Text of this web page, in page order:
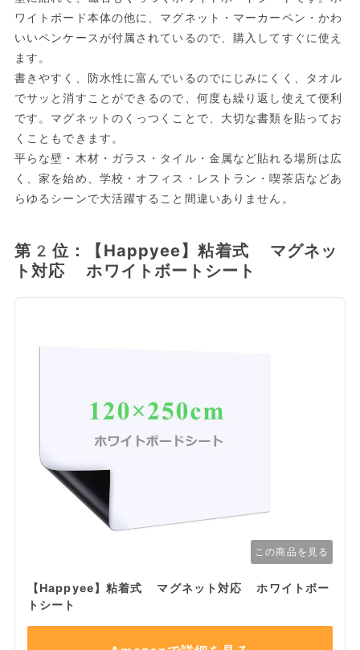
ワイトボード本体の他に、マグネット・マーカーペン・かわ
いいペンケースが付属されているので、購入してすぐに使え
ます。
書きやすく、防水性に富んでいるのでにじみにくく、タオル
でサッと消すことができるので、何度も繰り返し使えて便利
です。マグネットのくっつくことで、大切な書類を貼ってお
くこともできます。
平らな壁・木材・ガラス・タイル・金属など貼れる場所は広
く、家を始め、学校・オフィス・レストラン・喫茶店などあ
らゆるシーンで大活躍すること間違いありません。
第2位：【Happyee】粘着式 マグネッ
ト対応 ホワイトボートシート
この商品を見る
【Happyee】粘着式 マグネット対応 ホワイトボー
トシート